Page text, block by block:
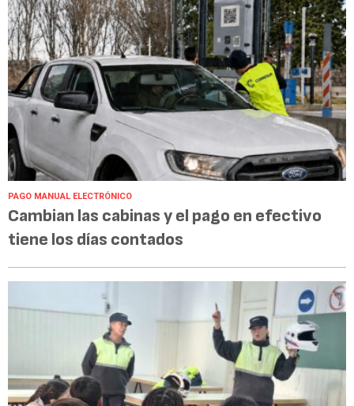
PAGO MANUAL ELECTRÓNICO
Cambian las cabinas y el pago en efectivo
tiene los días contados